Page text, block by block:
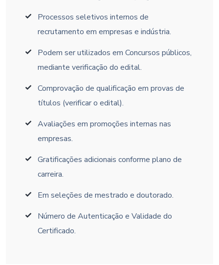
Processos seletivos internos de
recrutamento em empresas e indústria.
Podem ser utilizados em Concursos públicos,
mediante verificação do edital.
Comprovação de qualificação em provas de
títulos (verificar o edital).
Avaliações em promoções internas nas
empresas.
Gratificações adicionais conforme plano de
carreira.
Em seleções de mestrado e doutorado.
Número de Autenticação e Validade do
Certificado.